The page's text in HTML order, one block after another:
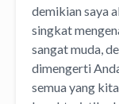
demikian saya
singkat
sangat muda,
dimengerti
semua yang